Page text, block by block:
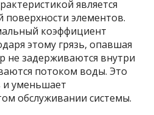
является
поверхности элементов.
коэффициент
этому грязь, опавшая
не задерживаются внутри
потоком воды. Это
и уменьшает
обслуживании системы.